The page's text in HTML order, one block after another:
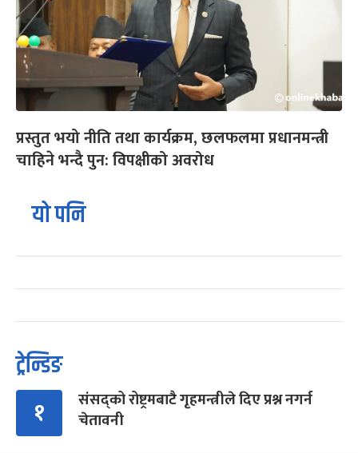
प्रस्तुत भयो नीति तथा कार्यक्रम, छलफलमा प्रधानमन्त्री
चाहिने भन्दै पुन: विपक्षीको अवरोध
यो पनि
ट्रेन्डिङ
१
संसद्को रोष्ट्रमबाटै गृहमन्त्रीले दिए प्रश्न नगर्न
चेतावनी